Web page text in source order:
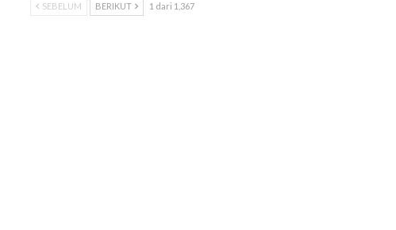
SEBELUM BERIKUT 1 dari 1,367